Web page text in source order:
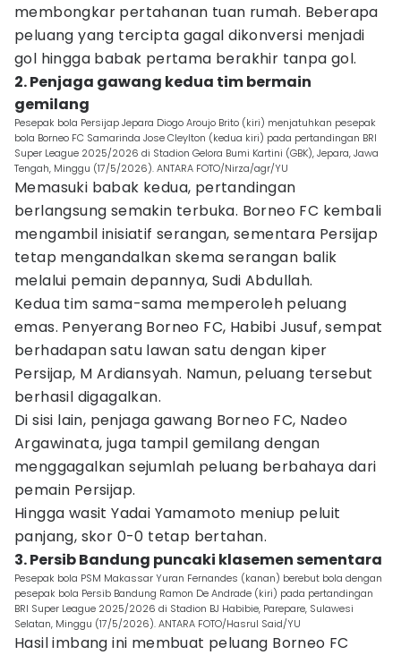
membongkar pertahanan tuan rumah. Beberapa
peluang yang tercipta gagal dikonversi menjadi
gol hingga babak pertama berakhir tanpa gol.
2. Penjaga gawang kedua tim bermain
gemilang
Pesepak bola Persijap Jepara Diogo Aroujo Brito (kiri) menjatuhkan pesepak
bola Borneo FC Samarinda Jose Cleylton (kedua kiri) pada pertandingan BRI
Super League 2025/2026 di Stadion Gelora Bumi Kartini (GBK), Jepara, Jawa
Tengah, Minggu (17/5/2026). ANTARA FOTO/Nirza/agr/YU
Memasuki babak kedua, pertandingan
berlangsung semakin terbuka. Borneo FC kembali
mengambil inisiatif serangan, sementara Persijap
tetap mengandalkan skema serangan balik
melalui pemain depannya, Sudi Abdullah.
Kedua tim sama-sama memperoleh peluang
emas. Penyerang Borneo FC, Habibi Jusuf, sempat
berhadapan satu lawan satu dengan kiper
Persijap, M Ardiansyah. Namun, peluang tersebut
berhasil digagalkan.
Di sisi lain, penjaga gawang Borneo FC, Nadeo
Argawinata, juga tampil gemilang dengan
menggagalkan sejumlah peluang berbahaya dari
pemain Persijap.
Hingga wasit Yadai Yamamoto meniup peluit
panjang, skor 0-0 tetap bertahan.
3. Persib Bandung puncaki klasemen sementara
Pesepak bola PSM Makassar Yuran Fernandes (kanan) berebut bola dengan
pesepak bola Persib Bandung Ramon De Andrade (kiri) pada pertandingan
BRI Super League 2025/2026 di Stadion BJ Habibie, Parepare, Sulawesi
Selatan, Minggu (17/5/2026). ANTARA FOTO/Hasrul Said/YU
Hasil imbang ini membuat peluang Borneo FC